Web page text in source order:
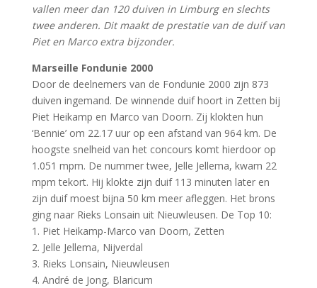
vallen meer dan 120 duiven in Limburg en slechts
twee anderen. Dit maakt de prestatie van de duif van
Piet en Marco extra bijzonder.
Marseille Fondunie 2000
Door de deelnemers van de Fondunie 2000 zijn 873
duiven ingemand. De winnende duif hoort in Zetten bij
Piet Heikamp en Marco van Doorn. Zij klokten hun
‘Bennie’ om 22.17 uur op een afstand van 964 km. De
hoogste snelheid van het concours komt hierdoor op
1.051 mpm. De nummer twee, Jelle Jellema, kwam 22
mpm tekort. Hij klokte zijn duif 113 minuten later en
zijn duif moest bijna 50 km meer afleggen. Het brons
ging naar Rieks Lonsain uit Nieuwleusen. De Top 10:
1. Piet Heikamp-Marco van Doorn, Zetten
2. Jelle Jellema, Nijverdal
3. Rieks Lonsain, Nieuwleusen
4. André de Jong, Blaricum